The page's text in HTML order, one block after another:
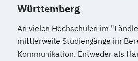
Württemberg
An vielen Hochschulen im
mittlerweile Studiengänge im
Kommunikation. Entweder als